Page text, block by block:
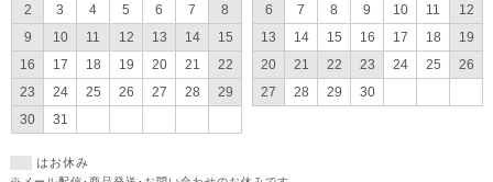
6
7 8 9 10 11
12
13
14 15 16 17 18
19
20
21 22 23 24 25
26
27
28 29 30
2
3 4 5 6 7
8
9
10 11 12 13 14
15
16
17 18 19 20 21
22
23
24 25 26 27 28
29
30
31
はお休み